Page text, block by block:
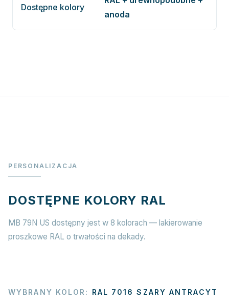
Dostępne kolory
anoda
PERSONALIZACJA
DOSTĘPNE KOLORY RAL
MB 79N US dostępny jest w 8 kolorach — lakierowanie
proszkowe RAL o trwałości na dekady.
WYBRANY KOLOR : RAL 7016 SZARY ANTRACYT